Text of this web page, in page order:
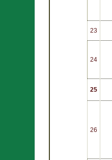
23
24
25
26